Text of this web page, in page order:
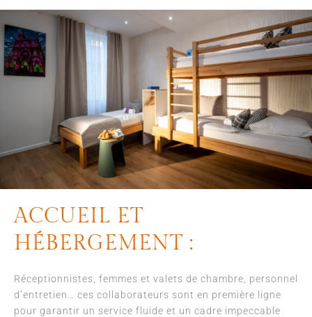
ACCUEIL ET
HÉBERGEMENT :
Réceptionnistes, femmes et valets de chambre, personnel
d’entretien… ces collaborateurs sont en première ligne
pour garantir un service fluide et un cadre impeccable